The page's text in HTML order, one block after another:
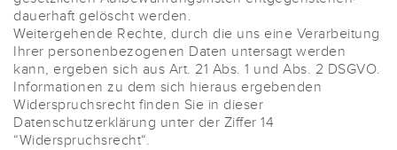
dauerhaft gelöscht werden.
Weitergehende Rechte, durch die uns eine Verarbeitung
Ihrer personenbezogenen Daten untersagt werden
kann, ergeben sich aus Art. 21 Abs. 1 und Abs. 2 DSGVO.
Informationen zu dem sich hieraus ergebenden
Widerspruchsrecht finden Sie in dieser
Datenschutzerklärung unter der Ziffer 14
“Widerspruchsrecht“.